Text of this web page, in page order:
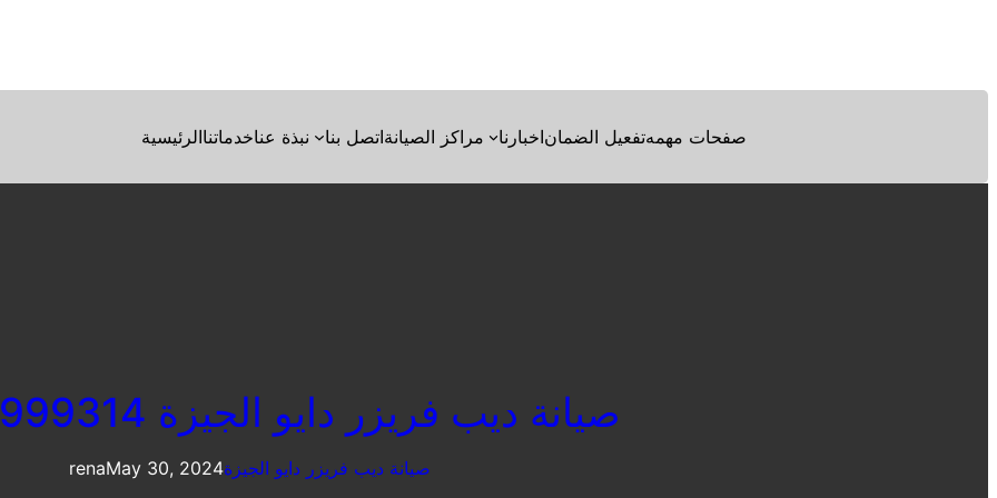
الرئيسيةخدماتنانبذة عنا اتصل بنامراكز الصيانة اخبارناتفعيل الضمانصفحات مهمه
صيانة ديب فريزر دايو الجيزة 01095999314
renaMay 30, 2024صيانة ديب فريزر دايو الجيزة